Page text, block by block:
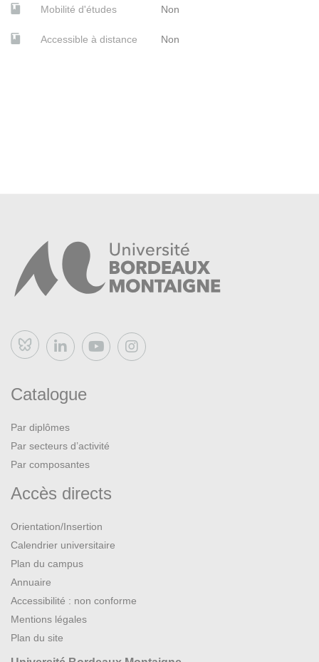
Mobilité d'études Non
Accessible à distance Non
Bluesky
Catalogue
Par diplômes
Par secteurs d’activité
Par composantes
Accès directs
Orientation/Insertion
Calendrier universitaire
Plan du campus
Annuaire
Accessibilité : non conforme
Mentions légales
Plan du site